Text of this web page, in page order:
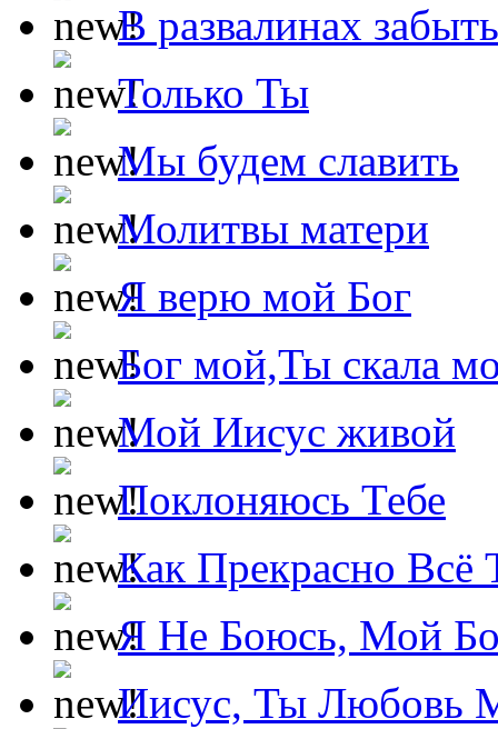
В развалинах
Только Ты
Мы будем славить
Молитвы матери
Я верю мой Бог
Бог мой,Ты скала
Мой Иисус живой
Поклоняюсь Тебе
Как Прекрасно Всё
Я Не Боюсь, Мой
Иисус, Ты Любовь